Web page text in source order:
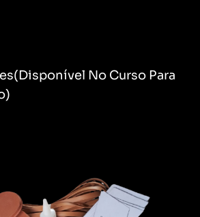
No Curso Para